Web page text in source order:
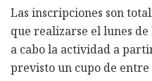
Las inscripciones son
que realizarse el lunes
a cabo la actividad a
previsto un cupo de entre